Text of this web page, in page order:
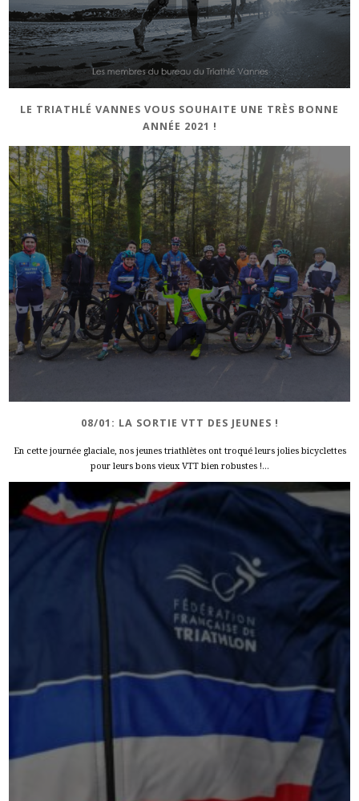
LE TRIATHLÉ VANNES VOUS SOUHAITE UNE TRÈS BONNE
ANNÉE 2021 !
08/01: LA SORTIE VTT DES JEUNES !
En cette journée glaciale, nos jeunes triathlètes ont troqué leurs jolies bicyclettes
pour leurs bons vieux VTT bien robustes !...